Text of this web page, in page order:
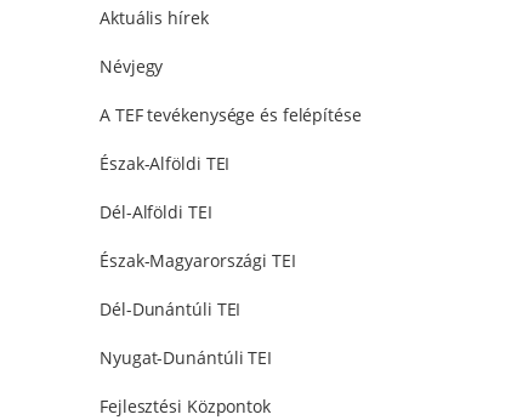
Aktuális hírek
Névjegy
A TEF tevékenysége és felépítése
Észak-Alföldi TEI
Dél-Alföldi TEI
Észak-Magyarországi TEI
Dél-Dunántúli TEI
Nyugat-Dunántúli TEI
Fejlesztési Központok